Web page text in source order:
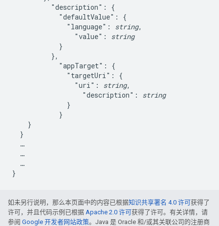
          "description": {
            "defaultValue": {
              "language":
string,
                "value":
string
            }
          },
            "appTarget": {
              "targetUri": {
                "uri":
string,
                  "description":
string
              }
            }
    }
  }
  …
  …
  …
如未另行说明，那么本页面中的内容已根据知识共享署名 4.0 许可获得了
许可，并且代码示例已根据 Apache 2.0 许可获得了许可。有关详情，请
参阅 Google 开发者网站政策。Java 是 Oracle 和/或其关联公司的注册商